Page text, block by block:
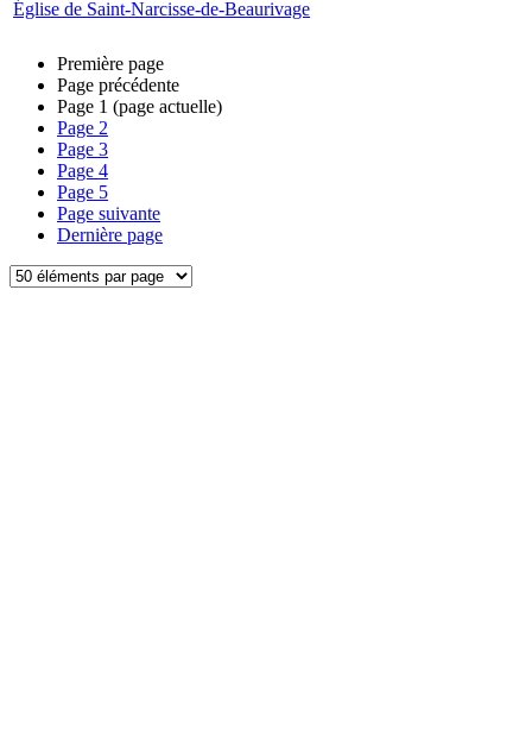
Église de Saint-Narcisse-de-Beaurivage
Première page
Page précédente
Page 1 (page actuelle)
Page 2
Page 3
Page 4
Page 5
Page suivante
Dernière page